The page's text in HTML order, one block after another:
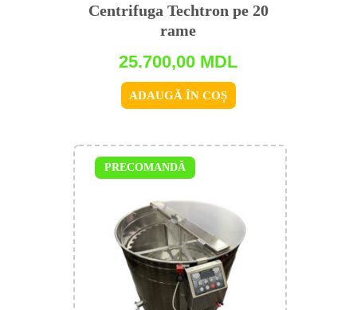
Centrifuga Techtron pe 20
rame
25.700,00 MDL
ADAUGĂ ÎN COȘ
PRECOMANDĂ